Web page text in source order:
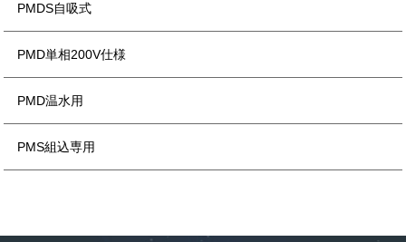
PMDS自吸式
PMD単相200V仕様
PMD温水用
PMS組込専用